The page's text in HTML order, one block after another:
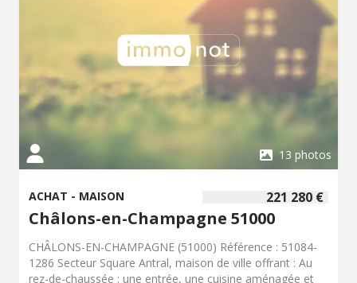
13 photos
221 280 €
ACHAT - MAISON
Châlons-en-Champagne 51000
CHÂLONS-EN-CHAMPAGNE (51000) Référence : 51084-
1286 Secteur Square Antral, maison de ville offrant : Au
rez-de-chaussée : une entrée, une cuisine aménagée et